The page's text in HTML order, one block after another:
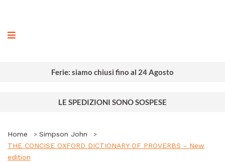
Ferie: siamo chiusi fino al 24 Agosto
LE SPEDIZIONI SONO SOSPESE
Home
Simpson John
THE CONCISE OXFORD DICTIONARY OF PROVERBS - New
edition